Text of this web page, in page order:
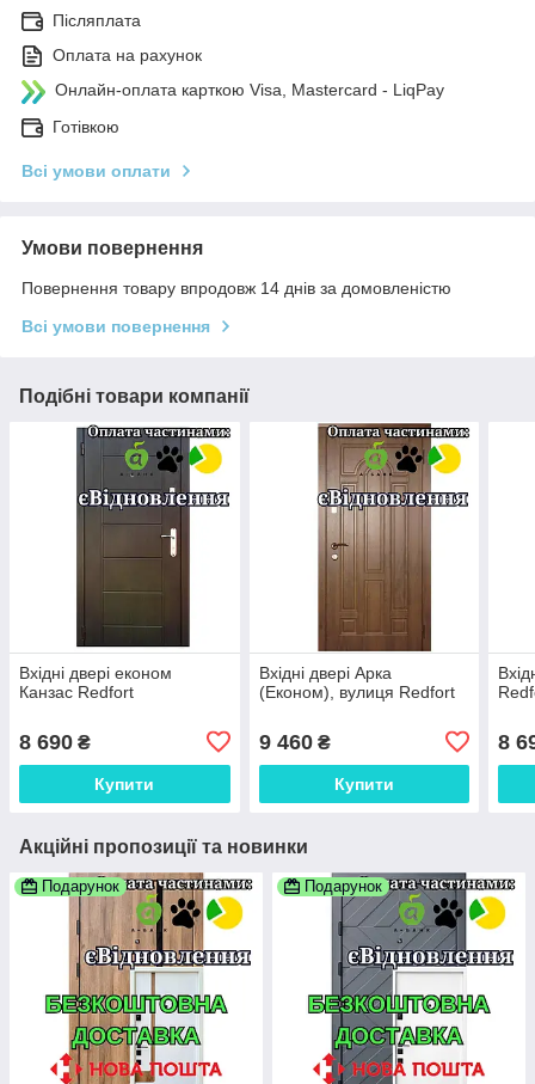
Післяплата
Оплата на рахунок
Онлайн-оплата карткою Visa, Mastercard - LiqPay
Готівкою
Всі умови оплати
Умови повернення
Повернення товару впродовж 14 днів за домовленістю
Всі умови повернення
Подібні товари компанії
Вхідні двері економ
Канзас Redfort
8 690 ₴
Купити
Вхідні двері Арка
(Економ), вулиця Redfort
9 460₴
Купити
8
Акційні пропозиції та новинки
Подарунок Подарунок